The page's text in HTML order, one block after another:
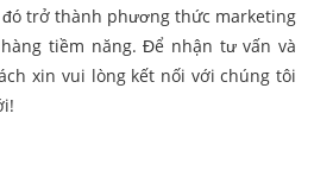
trở thành phương thức marketing
tiềm năng. Để nhận tư vấn và
xin vui lòng kết nối với chúng tôi